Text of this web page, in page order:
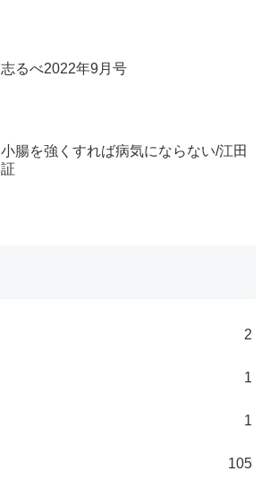
志るべ2022年9月号
小腸を強くすれば病気にならない/江田
証
2
1
1
105